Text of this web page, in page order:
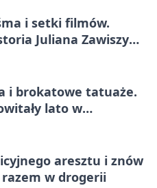
i setki filmów.
Juliana Zawiszy
i brokatowe tatuaże.
lato w
aresztu i znów
razem w drogerii